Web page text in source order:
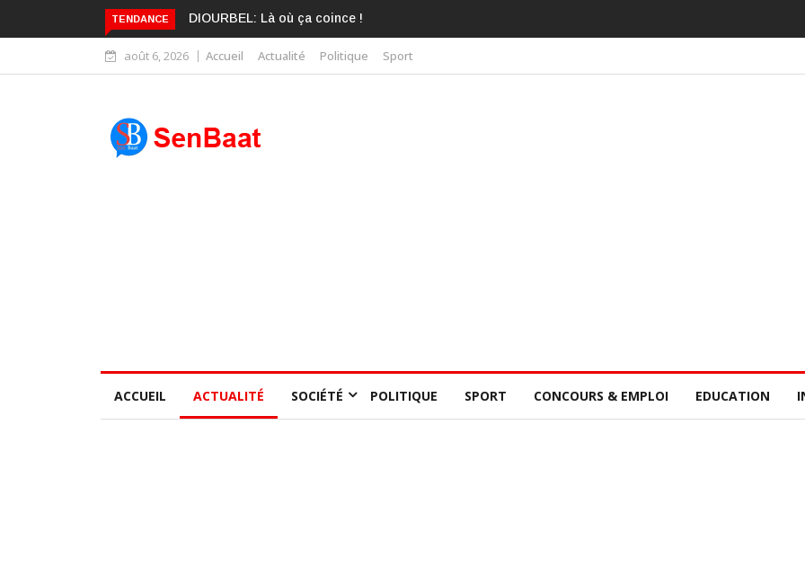
TENDANCE KARIME WADE EST DÉJÀ BLANCHI PAR LA CONSCIENCE COLLECTIVE DES SÉNÉGALAIS
août 6, 2026 Accueil Actualité Politique Sport
ACCUEIL ACTUALITÉ SOCIÉTÉ POLITIQUE SPORT CONCOURS & EMPLOI EDUCATION